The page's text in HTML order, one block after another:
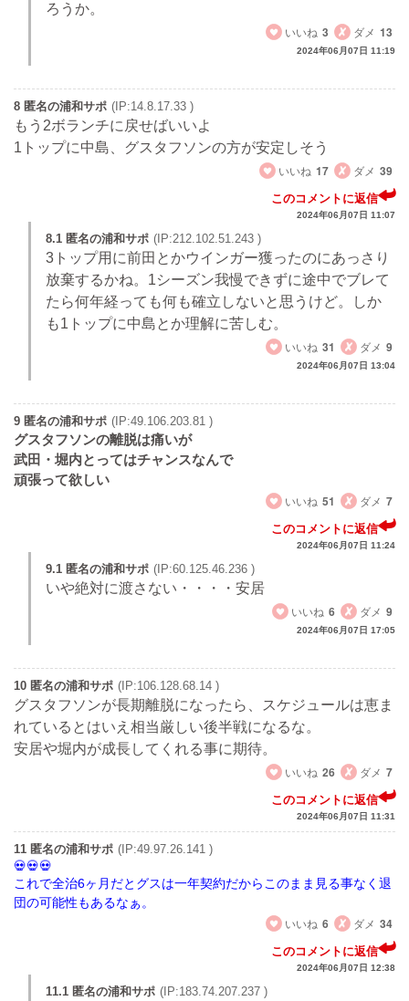
ろうか。
いいね 3 ダメ 13
2024年06月07日 11:19
8 匿名の浦和サポ (IP:14.8.17.33 )
もう2ボランチに戻せばいいよ
1トップに中島、グスタフソンの方が安定しそう
いいね 17 ダメ 39
このコメントに返信
2024年06月07日 11:07
8.1 匿名の浦和サポ (IP:212.102.51.243 )
3トップ用に前田とかウインガー獲ったのにあっさり
放棄するかね。1シーズン我慢できずに途中でブレて
たら何年経っても何も確立しないと思うけど。しか
も1トップに中島とか理解に苦しむ。
いいね 31 ダメ 9
2024年06月07日 13:04
9 匿名の浦和サポ (IP:49.106.203.81 )
グスタフソンの離脱は痛いが
武田・堀内とってはチャンスなんで
頑張って欲しい
いいね 51 ダメ 7
このコメントに返信
2024年06月07日 11:24
9.1 匿名の浦和サポ (IP:60.125.46.236 )
いや絶対に渡さない・・・・安居
いいね 6 ダメ 9
2024年06月07日 17:05
10 匿名の浦和サポ (IP:106.128.68.14 )
グスタフソンが長期離脱になったら、スケジュールは恵ま
れているとはいえ相当厳しい後半戦になるな。
安居や堀内が成長してくれる事に期待。
いいね 26 ダメ 7
このコメントに返信
2024年06月07日 11:31
11 匿名の浦和サポ (IP:49.97.26.141 )
これで全治6ヶ月だとグスは一年契約だからこのまま見る事なく退
団の可能性もあるなぁ。
いいね 6 ダメ 34
このコメントに返信
2024年06月07日 12:38
11.1 匿名の浦和サポ (IP:183.74.207.237 )